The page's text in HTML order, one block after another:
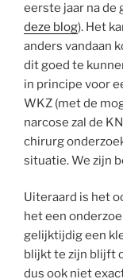
eerste jaar na de
deze blog). Het
anders vandaan
dit goed te
in principe voor
WKZ (met de
narcose zal de
chirurg
situatie. We zijn
Uiteraard is het
het een
gelijktijdig een
blijkt te zijn blijft
dus ook niet